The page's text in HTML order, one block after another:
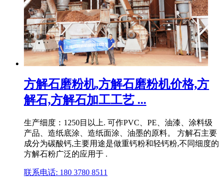
方解石磨粉机,方解石磨粉机价格,方
解石,方解石加工工艺 ...
生产细度：1250目以上. 可作PVC、PE、油漆、涂料级
产品、造纸底涂、造纸面涂、油墨的原料。 方解石主要
成分为碳酸钙,主要用途是做重钙粉和轻钙粉,不同细度的
方解石粉广泛的应用于 .
联系电话: 180 3780 8511